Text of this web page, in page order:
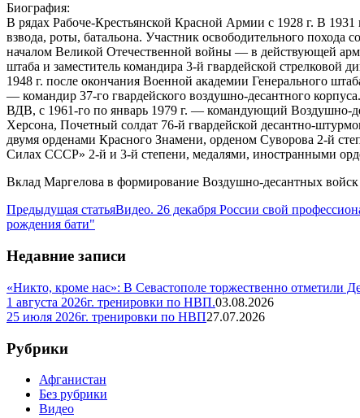
Биография:
В рядах Рабоче-Крестьянской Красной Армии с 1928 г. В
взвода, роты, батальона. Участник освободительного
началом Великой Отечественной войны — в действующей
штаба и заместитель командира 3-й гвардейской стрелковой
1948 г. после окончания Военной академии Генерального
— командир 37-го гвардейского воздушно-десантного
ВДВ, с 1961-го по январь 1979 г. — командующий Воздушно-
Херсона, Почетный солдат 76-й гвардейской десантно-
двумя орденами Красного Знамени, орденом Суворова 2-й
Силах СССР» 2-й и 3-й степени, медалями, иностранными
Вклад Маргелова в формирование Воздушно-десантных
Предыдущая статьяВидео. 26 декабря России свой
рождения бати"
Недавние записи
«Никто, кроме нас»: В Севастополе торжественно отметили
1 августа 2026г. тренировки по НВП.03.08.2026
25 июля 2026г. тренировки по НВП27.07.2026
Рубрики
Афганистан
Без рубрики
Видео